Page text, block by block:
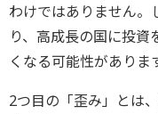
わけではありません。
り、高成長の国に投
くなる可能性がありま
2つ目の「歪み」とは